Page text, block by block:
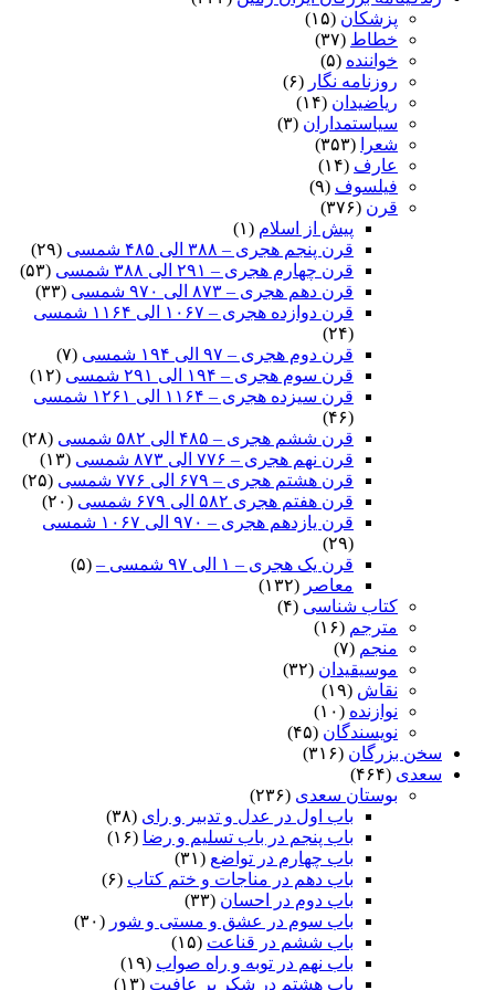
پزشکان (۱۵)
خطاط (۳۷)
خواننده (۵)
روزنامه نگار (۶)
ریاضیدان (۱۴)
سیاستمداران (۳)
شعرا
(۳۵۳)
عارف (۱۴)
فیلسوف (۹)
قرن (۳۷۶)
پیش از اسلام (۱)
قرن پنجم هجری – ۳۸۸ الی ۴۸۵ شمسی
(۲۹)
قرن چهارم هجری – ۲۹۱ الی ۳۸۸ شمسی
(۵۳)
قرن دهم هجری – ۸۷۳ الی ۹۷۰ شمسی
(۳۳)
قرن دوازده هجری – ۱۰۶۷ الی ۱۱۶۴ شمسی
(۲۴)
قرن دوم هجری – ۹۷ الی ۱۹۴ شمسی
(۷)
قرن سوم هجری – ۱۹۴ الی ۲۹۱ شمسی
(۱۲)
قرن سیزده هجری – ۱۱۶۴ الی ۱۲۶۱ شمسی
(۴۶)
قرن ششم هجری – ۴۸۵ الی ۵۸۲ شمسی
(۲۸)
قرن نهم هجری – ۷۷۶ الی ۸۷۳ شمسی
(۱۳)
قرن هشتم هجری – ۶۷۹ الی ۷۷۶ شمسی
(۲۵)
قرن هفتم هجری ۵۸۲ الی ۶۷۹ شمسی
(۲۰)
قرن یازدهم هجری – ۹۷۰ الی ۱۰۶۷ شمسی
(۲۹)
قرن یک هجری – ۱ الی ۹۷ شمسی –
(۵)
معاصر (۱۳۲)
کتاب شناسی (۴)
مترجم (۱۶)
منجم (۷)
موسیقیدان (۳۲)
نقاش (۱۹)
نوازنده (۱۰)
نویسندگان (۴۵)
سخن بزرگان (۳۱۶)
سعدی (۴۶۴)
بوستان سعدی (۲۳۶)
باب اول در عدل و تدبیر و رای (۳۸)
باب پنجم در باب تسلیم و رضا (۱۶)
باب چهارم در تواضع (۳۱)
باب دهم در مناجات و ختم کتاب (۶)
باب دوم در احسان (۳۳)
باب سوم در عشق و مستی و شور (۳۰)
باب ششم در قناعت (۱۵)
باب نهم در توبه و راه صواب (۱۹)
باب هشتم در شکر بر عافیت (۱۳)